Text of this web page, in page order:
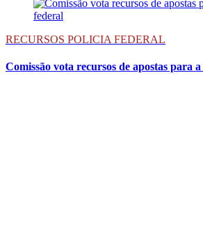
RECURSOS POLICIA FEDERAL
Comissão vota recursos de apostas para